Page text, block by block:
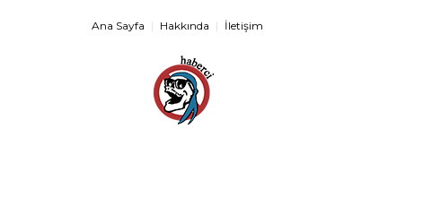
Ana Sayfa Hakkında İletişim